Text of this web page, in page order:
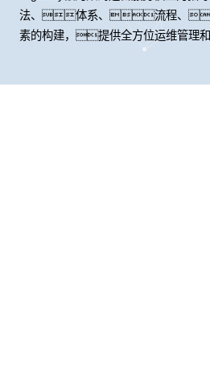
法、体系、流程、
素的构建，提供全方位运维管理